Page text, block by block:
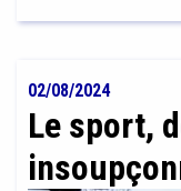
02/08/2024
Le sport,